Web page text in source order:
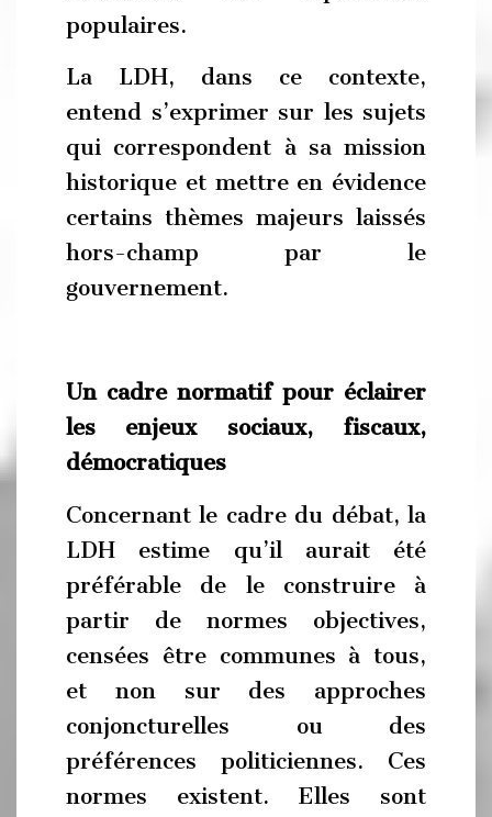
populaires.
La LDH, dans ce contexte,
entend s’exprimer sur les sujets
qui correspondent à sa mission
historique et mettre en évidence
certains thèmes majeurs laissés
hors-champ par le
gouvernement.
Un cadre normatif pour éclairer
les enjeux sociaux, fiscaux,
démocratiques
Concernant le cadre du débat, la
LDH estime qu’il aurait été
préférable de le construire à
partir de normes objectives,
censées être communes à tous,
et non sur des approches
conjoncturelles ou des
préférences politiciennes. Ces
normes existent. Elles sont